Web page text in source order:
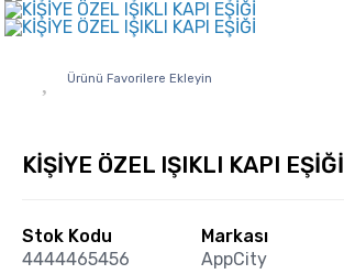
Ürünü Favorilere Ekleyin
KİŞİYE ÖZEL IŞIKLI KAPI EŞİĞİ
Stok Kodu
4444465456
Markası
AppCity